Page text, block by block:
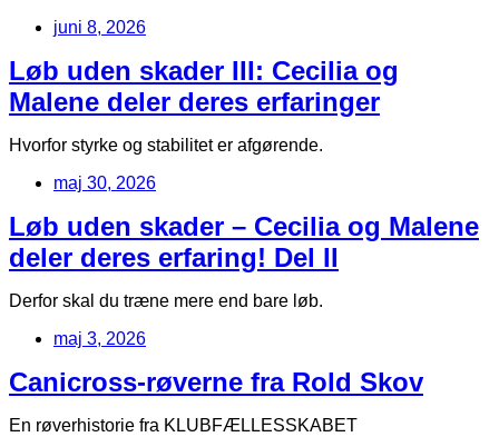
juni 8, 2026
Løb uden skader III: Cecilia og
Malene deler deres erfaringer
Hvorfor styrke og stabilitet er afgørende.
maj 30, 2026
Løb uden skader – Cecilia og Malene
deler deres erfaring! Del II
Derfor skal du træne mere end bare løb.
maj 3, 2026
Canicross-røverne fra Rold Skov
En røverhistorie fra KLUBFÆLLESSKABET